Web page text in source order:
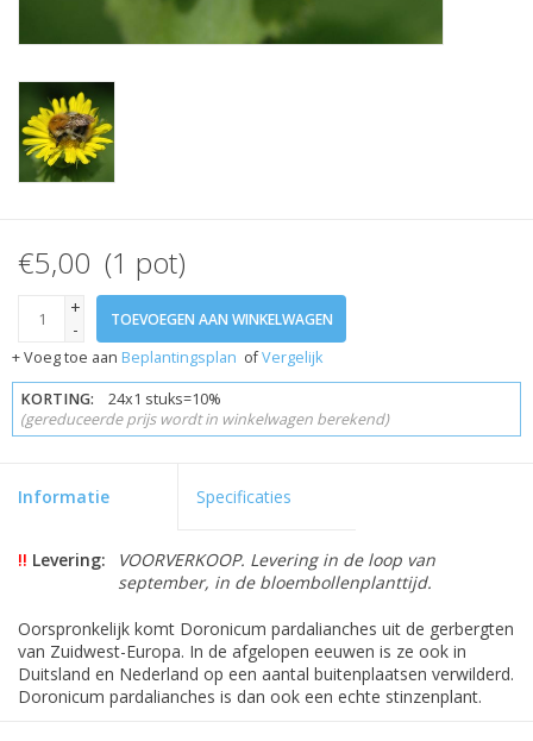
€5,00 (1 pot)
+
-
TOEVOEGEN AAN WINKELWAGEN
+ Voeg toe aan Beplantingsplan ofVergelijk
KORTING: 24x1 stuks=10%
(gereduceerde prijs wordt in winkelwagen berekend)
Informatie Specificaties
!! Levering:
VOORVERKOOP. Levering in de loop van
september, in de bloembollenplanttijd.
Oorspronkelijk komt Doronicum pardalianches uit de gerbergten
van Zuidwest-Europa. In de afgelopen eeuwen is ze ook in
Duitsland en Nederland op een aantal buitenplaatsen verwilderd.
Doronicum pardalianches is dan ook een echte stinzenplant.